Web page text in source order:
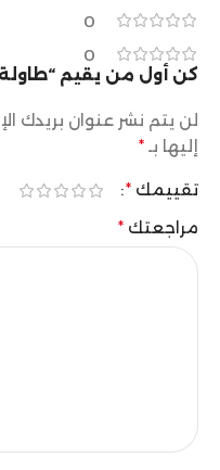
0
0
كن أول من يقيم
لن يتم نشر عنوان بريدك
إليها بـ *
تقييمك *
مراجعتك *